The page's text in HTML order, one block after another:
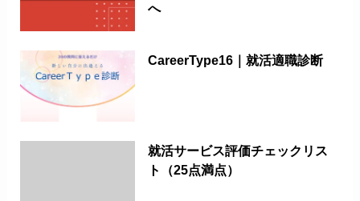
へ
CareerType16｜就活適職診断
就活サービス評価チェックリス
ト（25点満点）